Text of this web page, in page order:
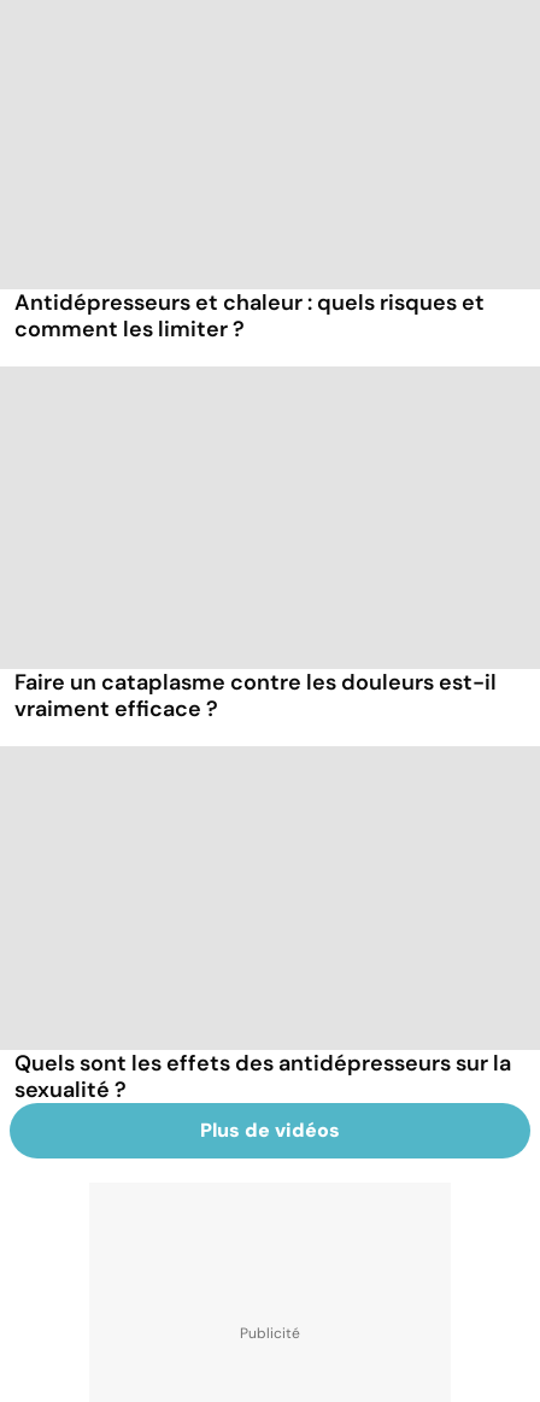
Antidépresseurs et chaleur : quels risques et
comment les limiter ?
Faire un cataplasme contre les douleurs est-il
vraiment efficace ?
Quels sont les effets des antidépresseurs sur la
sexualité ?
Plus de vidéos